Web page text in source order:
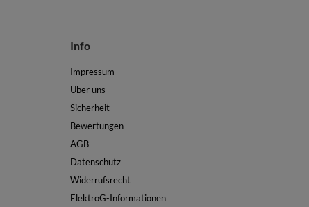
Info
Impressum
Über uns
Sicherheit
Bewertungen
AGB
Datenschutz
Widerrufsrecht
ElektroG-Informationen